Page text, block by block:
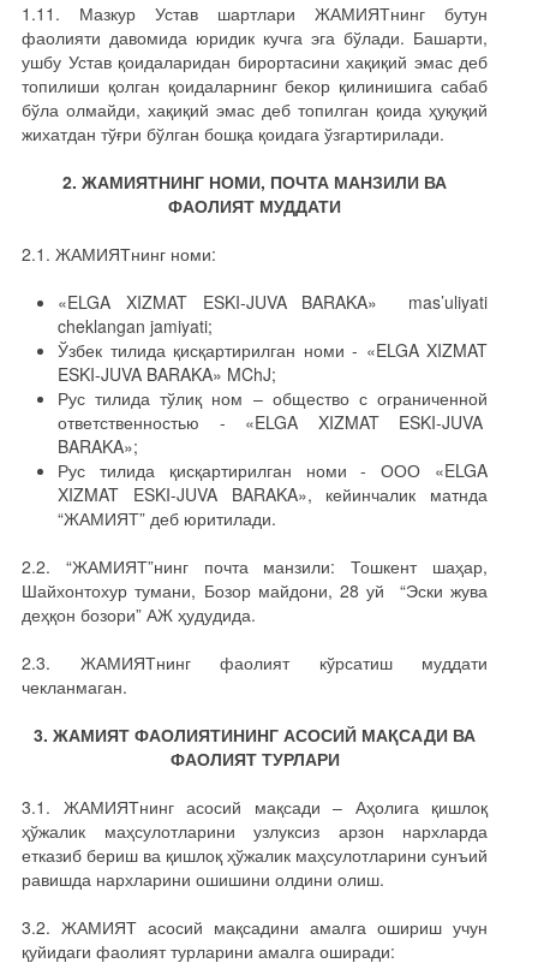
1.11. Мазкур Устав шартлари ЖАМИЯТнинг бутун
фаолияти давомида юридик кучга эга бўлади. Башарти,
ушбу Устав қоидаларидан бирортасини хақиқий эмас деб
топилиши қолган қоидаларнинг бекор қилинишига сабаб
бўла олмайди, хақиқий эмас деб топилган қоида ҳуқуқий
жихатдан тўғри бўлган бошқа қоидага ўзгартирилади.
2. ЖАМИЯТНИНГ НОМИ, ПОЧТА МАНЗИЛИ ВА
ФАОЛИЯТ МУДДАТИ
2.1. ЖАМИЯТнинг номи:
«ELGA XIZMAT ESKI-JUVA BARAKA» mas’uliyati
cheklangan jamiyati;
Ўзбек тилида қисқартирилган номи - «ELGA XIZMAT
ESKI-JUVA BARAKA» MChJ;
Рус тилида тўлиқ ном – общество с ограниченной
ответственностью - «ELGA XIZMAT ESKI-JUVA
BARAKA»;
Рус тилида қисқартирилган номи - ООО «ELGA
XIZMAT ESKI-JUVA BARAKA», кейинчалик матнда
“ЖАМИЯТ” деб юритилади.
2.2. “ЖАМИЯТ”нинг почта манзили: Тошкент шаҳар,
Шайхонтохур тумани, Бозор майдони, 28 уй “Эски жува
деҳқон бозори” АЖ ҳудудида.
2.3. ЖАМИЯТнинг фаолият кўрсатиш муддати
чекланмаган.
3. ЖАМИЯТ ФАОЛИЯТИНИНГ АСОСИЙ МАҚСАДИ ВА
ФАОЛИЯТ ТУРЛАРИ
3.1. ЖАМИЯТнинг асосий мақсади – Аҳолига қишлоқ
ҳўжалик маҳсулотларини узлуксиз арзон нархларда
етказиб бериш ва қишлоқ ҳўжалик маҳсулотларини сунъий
равишда нархларини ошишини олдини олиш.
3.2. ЖАМИЯТ асосий мақсадини амалга ошириш учун
қуйидаги фаолият турларини амалга оширади: